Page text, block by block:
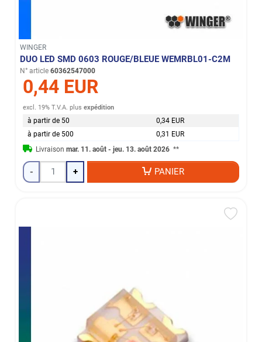
WINGER
DUO LED SMD 0603 ROUGE/BLEUE WEMRBL01-C2M
N° article 60362547000
0,44 EUR
excl. 19% T.V.A. plusexpédition
à partir de 50
0,34 EUR
à partir de 500
0,31 EUR
Livraisonmar. 11. août - jeu. 13. août 2026 **
- + PANIER